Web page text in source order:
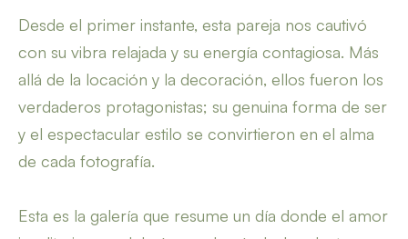
Desde el primer instante, esta pareja nos cautivó
con su vibra relajada y su energía contagiosa. Más
allá de la locación y la decoración, ellos fueron los
verdaderos protagonistas; su genuina forma de ser
y el espectacular estilo se convirtieron en el alma
de cada fotografía.
Esta es la galería que resume un día donde el amor